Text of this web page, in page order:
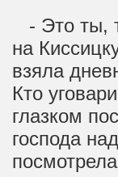
- Это ты,
на
взяла
Кто
глазком
господа